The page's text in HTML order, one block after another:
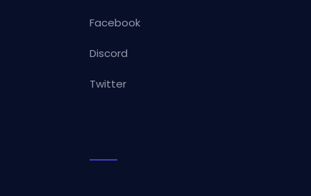
Facebook
Discord
Twitter